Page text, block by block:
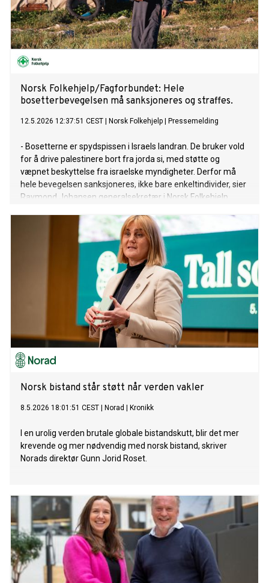
Norsk Folkehjelp/Fagforbundet: Hele
bosetterbevegelsen må sanksjoneres og straffes.
12.5.2026 12:37:51 CEST Norsk Folkehjelp Pressemelding
- Bosetterne er spydspissen i Israels landran. De bruker vold
for å drive palestinere bort fra jorda si, med støtte og
væpnet beskyttelse fra israelske myndigheter. Derfor må
hele bevegelsen sanksjoneres, ikke bare enkeltindivider, sier
Raymond Johansen generalsekretær i Norsk Folkehjelp.
Norsk bistand står støtt når verden vakler
8.5.2026 18:01:51 CEST Norad Kronikk
I en urolig verden brutale globale bistandskutt, blir det mer
krevende og mer nødvendig med norsk bistand, skriver
Norads direktør Gunn Jorid Roset.